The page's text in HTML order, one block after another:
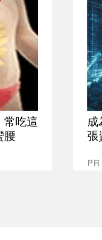
常吃這
腰
成
張